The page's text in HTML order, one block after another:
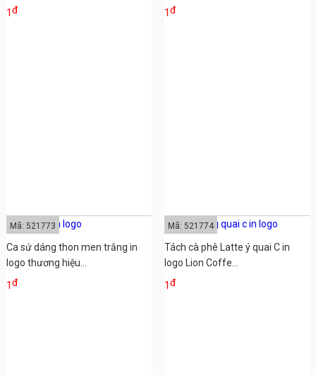
1đ
1đ
Ca sứ dáng thon men trắng in
logo thương hiệu...
1đ
Mã: 521773
Tách cà phê Latte ý quai C in
logo Lion Coffe...
1đ
Mã: 521774